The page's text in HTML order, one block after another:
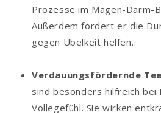
Prozesse im Magen-Darm-
Außerdem fördert er die
gegen Übelkeit helfen.
Verdauungsfördernde
sind besonders hilfreich bei
Völlegefühl. Sie wirken